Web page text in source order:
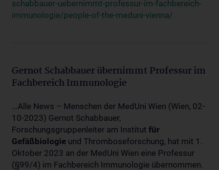
schabbauer-uebernimmt-professur-im-fachbereich-
immunologie/people-of-the-meduni-vienna/
Gernot Schabbauer übernimmt Professur im
Fachbereich Immunologie
...Alle News – Menschen der MedUni Wien (Wien, 02-
10-2023) Gernot Schabbauer,
Forschungsgruppenleiter am Institut für
Gefäßbiologie und Thromboseforschung, hat mit 1.
Oktober 2023 an der MedUni Wien eine Professur
(§99/4) im Fachbereich Immunologie übernommen.